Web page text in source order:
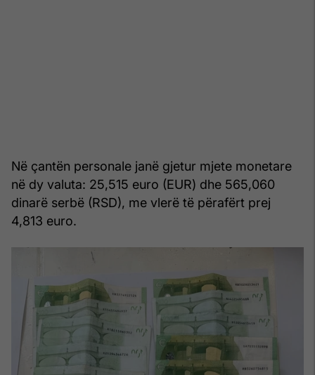
Në çantën personale janë gjetur mjete monetare
në dy valuta: 25,515 euro (EUR) dhe 565,060
dinarë serbë (RSD), me vlerë të përafërt prej
4,813 euro.